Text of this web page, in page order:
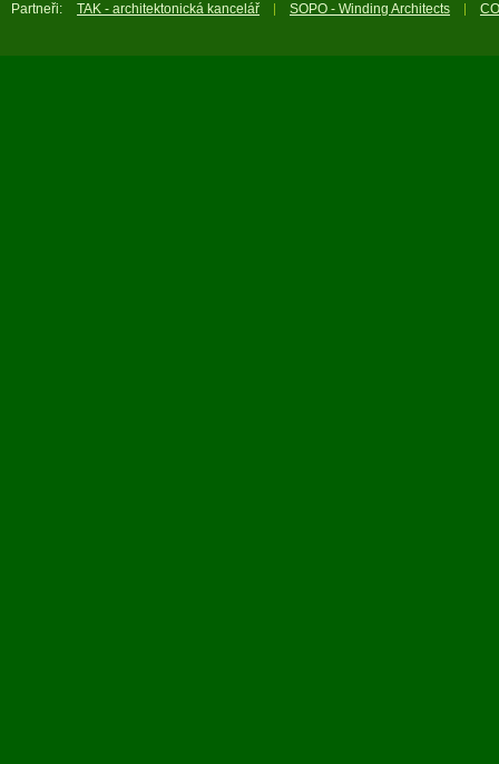
Partneři:
TAK - architektonická kancelář SOPO - Winding Architects